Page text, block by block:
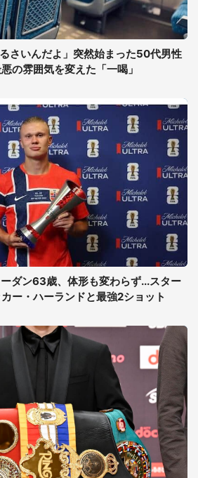
さいんだよ」突然始まった50代男性
の雰囲気を変えた「一喝」
ダン63歳、体形も変わらず...スター
ー・ハーランドと最強2ショット